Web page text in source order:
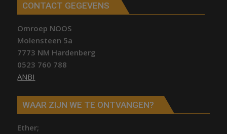
CONTACT GEGEVENS
Omroep NOOS
Molensteen 5a
7773 NM Hardenberg
0523 760 788
ANBI
WAAR ZIJN WE TE ONTVANGEN?
Ether;